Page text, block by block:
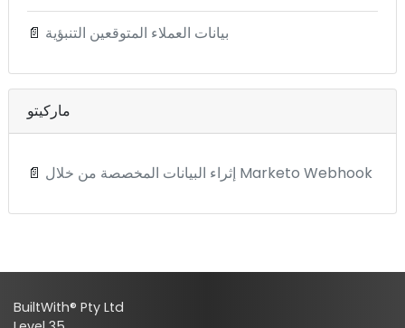
📄 بيانات العملاء المتوقعين التنبؤية
ماركيتو
📄 إثراء البيانات المخصصة من خلال Marketo Webhook
BuiltWith® Pty Ltd